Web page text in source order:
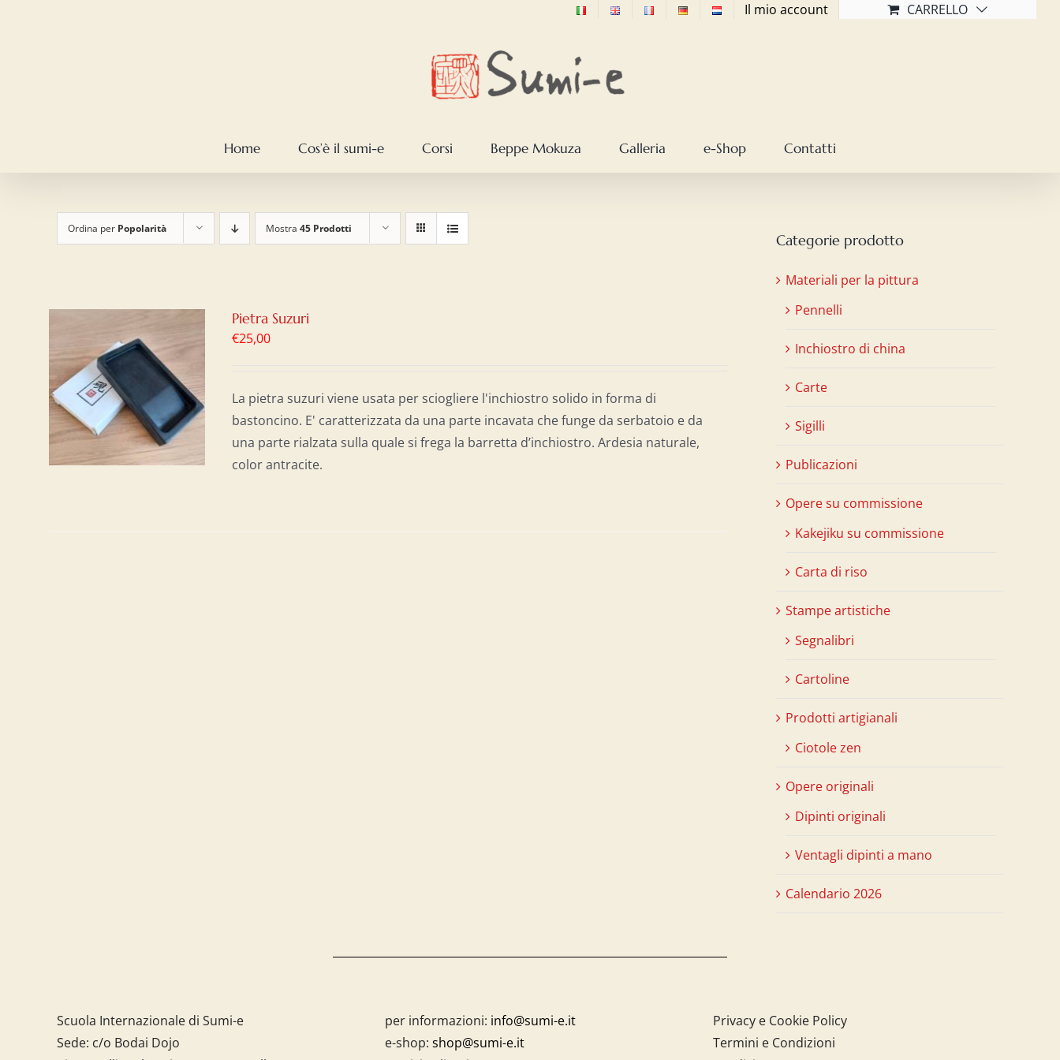
Il mio account CARRELLO
Home Cos’è il sumi-e Corsi Beppe Mokuza Galleria e-Shop Contatti
Ordina per Popolarità Mostra 45 Prodotti
Pietra Suzuri
€25,00
La pietra suzuri viene usata per sciogliere l'inchiostro solido in forma di
bastoncino. E' caratterizzata da una parte incavata che funge da serbatoio e da
una parte rialzata sulla quale si frega la barretta d’inchiostro. Ardesia naturale,
color antracite.
Categorie prodotto
Materiali per la pittura
Pennelli
Inchiostro di china
Carte
Sigilli
Publicazioni
Opere su commissione
Kakejiku su commissione
Carta di riso
Stampe artistiche
Segnalibri
Cartoline
Prodotti artigianali
Ciotole zen
Opere originali
Dipinti originali
Ventagli dipinti a mano
Calendario 2026
Scuola Internazionale di Sumi-e
Sede: c/o Bodai Dojo
per informazioni: info@sumi-e.it
e-shop: shop@sumi-e.it
Privacy e Cookie Policy
Termini e Condizioni